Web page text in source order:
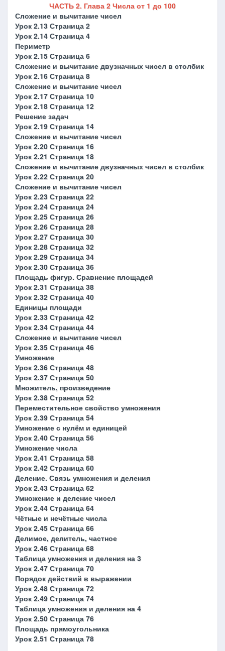
ЧАСТЬ 2. Глава 2 Числа от 1 до 100
Сложение и вычитание чисел
Урок 2.13 Страница 2
Урок 2.14 Страница 4
Периметр
Урок 2.15 Страница 6
Сложение и вычитание двузначных чисел в столбик
Урок 2.16 Страница 8
Сложение и вычитание чисел
Урок 2.17 Страница 10
Урок 2.18 Страница 12
Решение задач
Урок 2.19 Страница 14
Сложение и вычитание чисел
Урок 2.20 Страница 16
Урок 2.21 Страница 18
Сложение и вычитание двузначных чисел в столбик
Урок 2.22 Страница 20
Сложение и вычитание чисел
Урок 2.23 Страница 22
Урок 2.24 Страница 24
Урок 2.25 Страница 26
Урок 2.26 Страница 28
Урок 2.27 Страница 30
Урок 2.28 Страница 32
Урок 2.29 Страница 34
Урок 2.30 Страница 36
Площадь фигур. Сравнение площадей
Урок 2.31 Страница 38
Урок 2.32 Страница 40
Единицы площади
Урок 2.33 Страница 42
Урок 2.34 Страница 44
Сложение и вычитание чисел
Урок 2.35 Страница 46
Умножение
Урок 2.36 Страница 48
Урок 2.37 Страница 50
Множитель, произведение
Урок 2.38 Страница 52
Переместительное свойство умножения
Урок 2.39 Страница 54
Умножение с нулём и единицей
Урок 2.40 Страница 56
Умножение числа
Урок 2.41 Страница 58
Урок 2.42 Страница 60
Деление. Связь умножения и деления
Урок 2.43 Страница 62
Умножение и деление чисел
Урок 2.44 Страница 64
Чётные и нечётные числа
Урок 2.45 Страница 66
Делимое, делитель, частное
Урок 2.46 Страница 68
Таблица умножения и деления на 3
Урок 2.47 Страница 70
Порядок действий в выражении
Урок 2.48 Страница 72
Урок 2.49 Страница 74
Таблица умножения и деления на 4
Урок 2.50 Страница 76
Площадь прямоугольника
Урок 2.51 Страница 78